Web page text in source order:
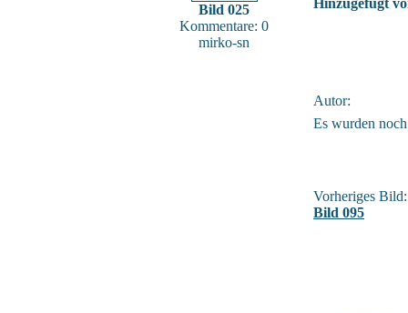
Bild 025
Kommentare: 0
mirko-sn
Hinzugefügt
Autor:
Es wurden
Vorheriges Bild:
Bild 095